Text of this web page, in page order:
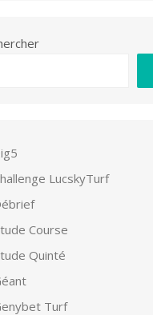
LucskyTurf
Course
Quinté
Turf